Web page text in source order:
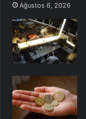
Ağustos 6, 2026